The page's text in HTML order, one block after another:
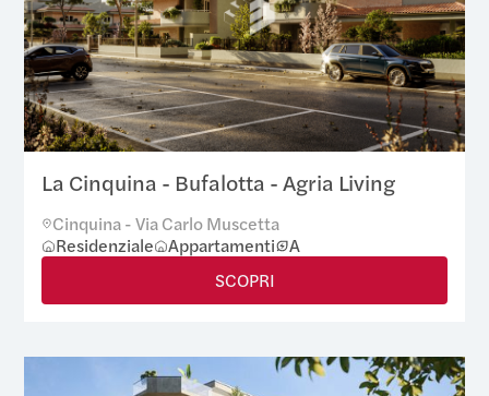
La Cinquina - Bufalotta - Agria Living
Cinquina - Via Carlo Muscetta
Residenziale
Appartamenti
A
SCOPRI